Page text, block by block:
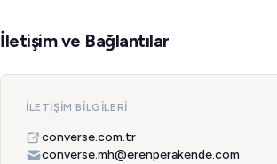
İletişim ve Bağlantılar
İLETIŞIM BILGILERI
converse.com.tr
converse.mh@erenperakende.com